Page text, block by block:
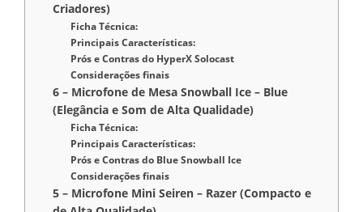
Criadores)
Ficha Técnica:
Principais Características:
Prós e Contras do HyperX Solocast
Considerações finais
6 – Microfone de Mesa Snowball Ice – Blue
(Elegância e Som de Alta Qualidade)
Ficha Técnica:
Principais Características:
Prós e Contras do Blue Snowball Ice
Considerações finais
5 – Microfone Mini Seiren – Razer (Compacto e